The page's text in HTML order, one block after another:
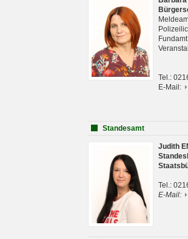
Tel.:
E-Mail:
Standesamt
Judith
Tel.:
E-Mail: